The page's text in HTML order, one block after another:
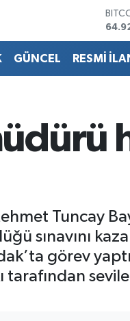
GÜNCEL RESMİ
Tuncay
sınavını
görev
tarafından